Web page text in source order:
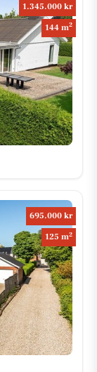
1.345.000 kr
144 m2
695.000 kr
125 m2